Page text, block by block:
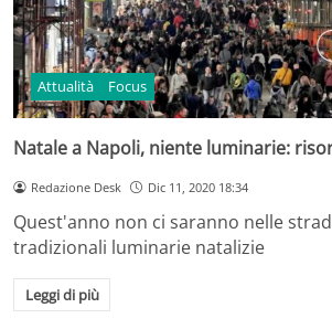
Attualità Focus
Natale a Napoli, niente luminarie:
Redazione Desk Dic 11, 2020 18:34
Quest'anno non ci saranno nelle
tradizionali luminarie natalizie
Leggi di più